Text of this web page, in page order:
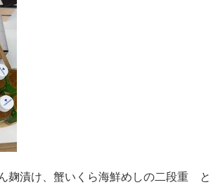
麹漬け、蟹いくら海鮮めしの二段重 と